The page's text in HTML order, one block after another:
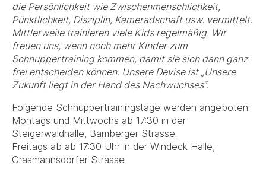
die Persönlichkeit wie Zwischenmenschlichkeit,
Pünktlichkeit, Disziplin, Kameradschaft usw. vermittelt.
Mittlerweile trainieren viele Kids regelmäßig. Wir
freuen uns, wenn noch mehr Kinder zum
Schnuppertraining kommen, damit sie sich dann ganz
frei entscheiden können. Unsere Devise ist „Unsere
Zukunft liegt in der Hand des Nachwuchses“.
Folgende Schnuppertrainingstage werden angeboten:
Montags und Mittwochs ab 17:30 in der
Steigerwaldhalle, Bamberger Strasse.
Freitags ab ab 17:30 Uhr in der Windeck Halle,
Grasmannsdorfer Strasse